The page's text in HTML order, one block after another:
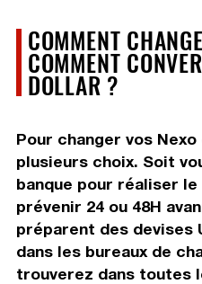
COMMENT
COMMENT
DOLLAR ?
Pour changer vos Nexo
plusieurs choix. Soit
banque pour réaliser
prévenir 24 ou 48H
préparent des devises
dans les bureaux de
trouverez dans toutes